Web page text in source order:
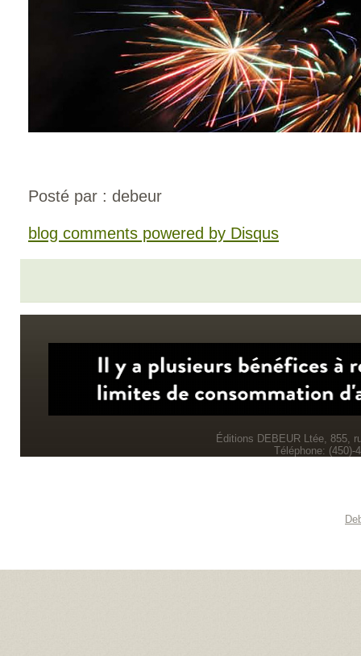
Posté par : debeur
blog comments powered by Disqus
Éditions DEBEUR Ltée, 855,
Téléphone: (450)-